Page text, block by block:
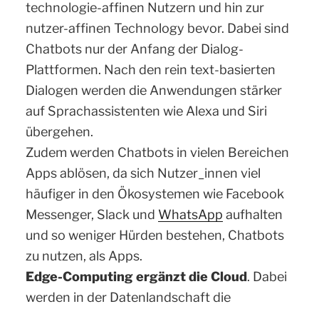
technologie-affinen Nutzern und hin zur
nutzer-affinen Technology bevor. Dabei sind
Chatbots nur der Anfang der Dialog-
Plattformen. Nach den rein text-basierten
Dialogen werden die Anwendungen stärker
auf Sprachassistenten wie Alexa und Siri
übergehen.
Zudem werden Chatbots in vielen Bereichen
Apps ablösen, da sich Nutzer_innen viel
häufiger in den Ökosystemen wie Facebook
Messenger, Slack und WhatsApp aufhalten
und so weniger Hürden bestehen, Chatbots
zu nutzen, als Apps.
Edge-Computing ergänzt die Cloud. Dabei
werden in der Datenlandschaft die